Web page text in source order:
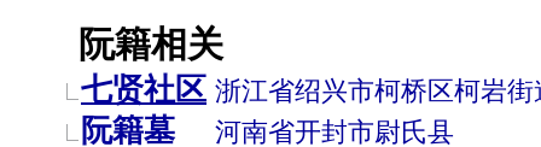
阮籍相关
七贤社区 浙江省绍兴市柯桥区柯岩街
阮籍墓 河南省开封市尉氏县